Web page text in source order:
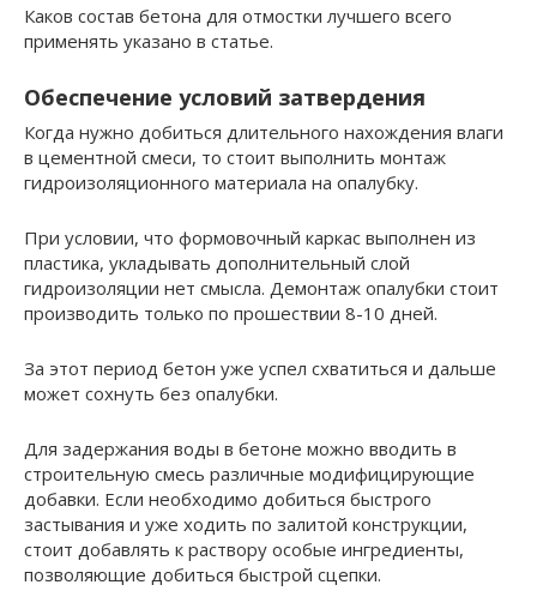
Каков состав бетона для отмостки лучшего всего
применять указано в статье.
Обеспечение условий затвердения
Когда нужно добиться длительного нахождения влаги
в цементной смеси, то стоит выполнить монтаж
гидроизоляционного материала на опалубку.
При условии, что формовочный каркас выполнен из
пластика, укладывать дополнительный слой
гидроизоляции нет смысла. Демонтаж опалубки стоит
производить только по прошествии 8-10 дней.
За этот период бетон уже успел схватиться и дальше
может сохнуть без опалубки.
Для задержания воды в бетоне можно вводить в
строительную смесь различные модифицирующие
добавки. Если необходимо добиться быстрого
застывания и уже ходить по залитой конструкции,
стоит добавлять к раствору особые ингредиенты,
позволяющие добиться быстрой сцепки.